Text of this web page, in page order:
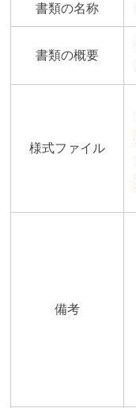
書類の名称
書類の概要
様式ファイル
備考